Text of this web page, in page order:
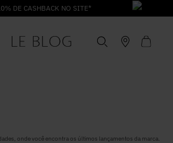
DE CASHBACK NO SITE*
onde você encontra os últimos lançamentos da marca.